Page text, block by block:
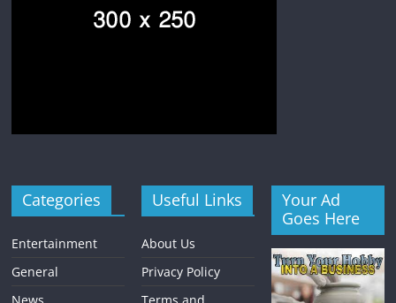
Categories
Entertainment
General
Useful Links
About Us
Privacy Policy
Your Ad
Goes Here